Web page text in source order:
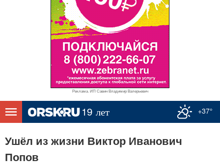
Реклама. ИП Савин Владимир Валерьевич
+37°
Ушёл из жизни Виктор Иванович
Попов